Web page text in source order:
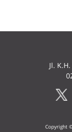
Jl.
Copyright